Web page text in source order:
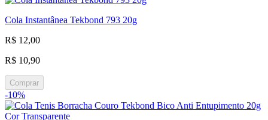
Cola Instantânea Tekbond 793 20g
R$ 12,00
R$ 10,90
Comprar
-10%